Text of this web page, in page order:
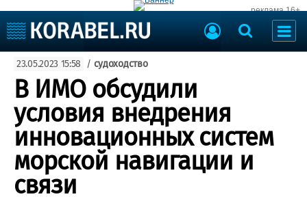
реклама 16+
Судоходство
Судоремонт
События
Порты
Рыболовство
ВМФ
Яхты и катера
Еще
23.05.2023 15:58 / судоходство
В ИМО обсудили
условия внедрения
инновационных систем
морской навигации и
связи